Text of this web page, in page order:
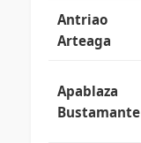
Antriao
Arteaga
Apablaza
Bustamante